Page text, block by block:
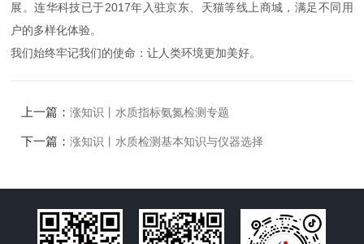
展。连华科技已于2017年入驻京东、天猫等线上商城，满足不同用
户的多样化体验。
我们始终牢记我们的使命：让人类环境更加美好。
上一篇：涨知识丨水质指标氨氮检测专题
下一篇：涨知识丨水质检测基本知识与仪器选择